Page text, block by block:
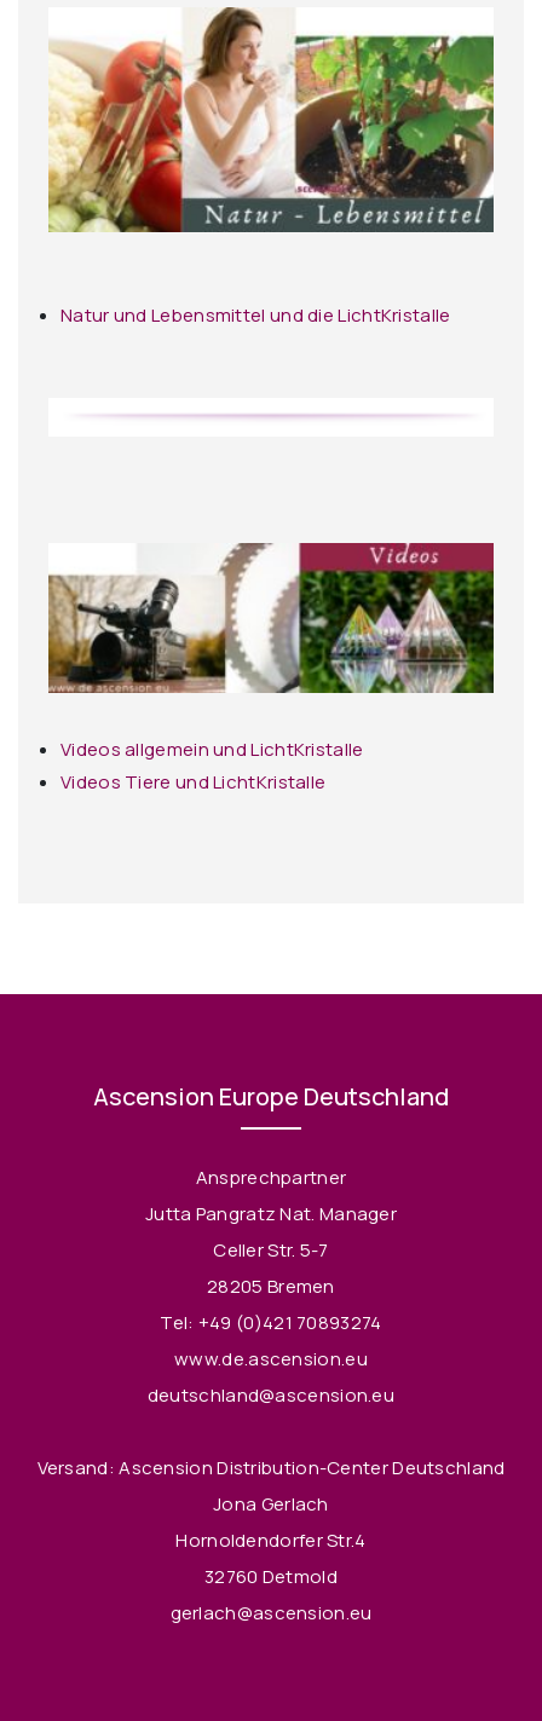
Natur und Lebensmittel und die LichtKristalle
Videos allgemein und LichtKristalle
Videos Tiere und LichtKristalle
Ascension Europe Deutschland
Ansprechpartner
Jutta Pangratz Nat. Manager
Celler Str. 5-7
28205 Bremen
Tel: +49 (0)421 70893274
www.de.ascension.eu
deutschland@ascension.eu
Versand: Ascension Distribution-Center Deutschland
Jona Gerlach
Hornoldendorfer Str.4
32760 Detmold
gerlach@ascension.eu